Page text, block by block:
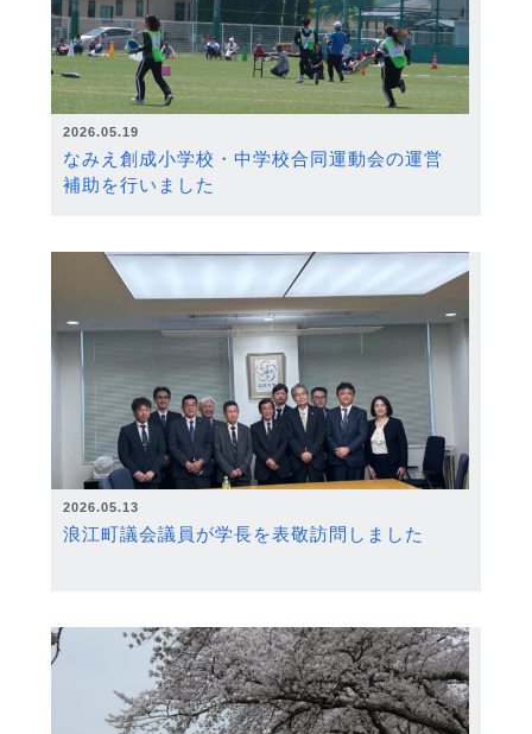
2026.05.19
なみえ創成小学校・中学校合同運動会の運営
補助を行いました
2026.05.13
浪江町議会議員が学長を表敬訪問しました